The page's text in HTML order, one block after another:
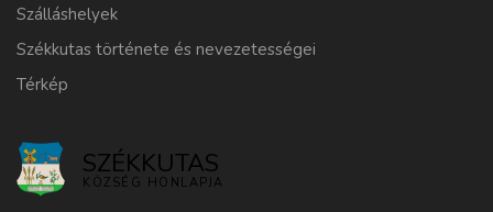
Szálláshelyek
Székkutas története és nevezetességei
Térkép
SZÉKKUTAS
KÖZSÉG HONLAPJA